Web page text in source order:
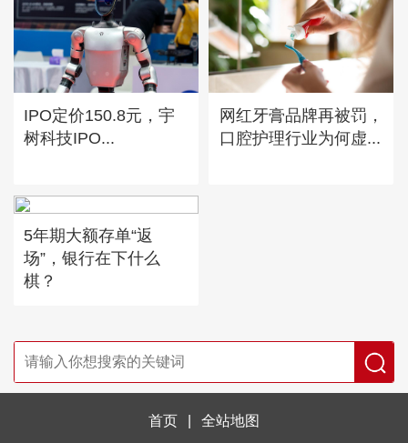
IPO定价150.8元，宇
树科技IPO...
网红牙膏品牌再被罚，
口腔护理行业为何虚...
5年期大额存单“返
场”，银行在下什么
棋？
首页 全站地图